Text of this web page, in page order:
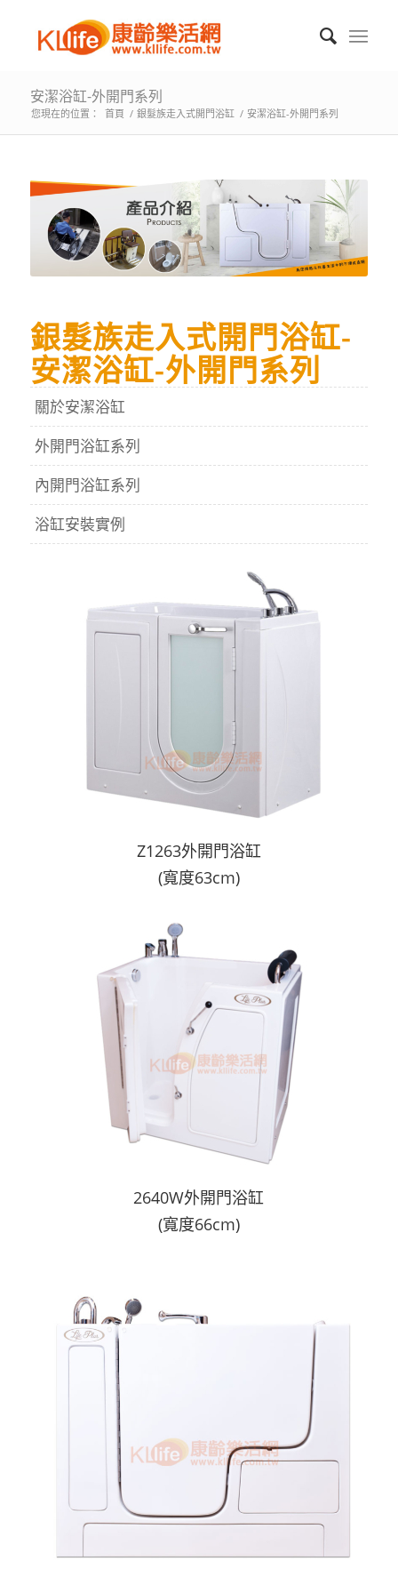
安潔浴缸-外開門系列
您現在的位置： 首頁 / 銀髮族走入式開門浴缸 / 安潔浴缸-外開門系列
銀髮族走入式開門浴缸-
安潔浴缸-外開門系列
關於安潔浴缸
外開門浴缸系列
內開門浴缸系列
浴缸安裝實例
Z1263外開門浴缸
(寬度63cm)
2640W外開門浴缸
(寬度66cm)